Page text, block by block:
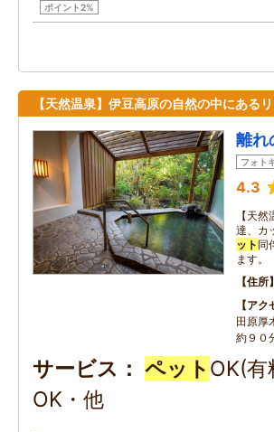
ポイント2%
【天然温泉】伊豆高原の自然の中にある
離れ
フォト
4.3
【天
達、カ
ット 同
ます。
住所
アク
田原厚
約９０
サービス ペット OK(
OK・他